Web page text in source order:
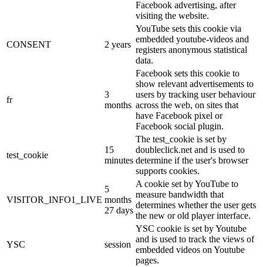
Facebook advertising, after
visiting the website.
CONSENT 2 years
YouTube sets this cookie via
embedded youtube-videos and
registers anonymous statistical
data.
fr
3
months
Facebook sets this cookie to
show relevant advertisements to
users by tracking user behaviour
across the web, on sites that
have Facebook pixel or
Facebook social plugin.
test_cookie
15
minutes
The test_cookie is set by
doubleclick.net and is used to
determine if the user's browser
supports cookies.
VISITOR_INFO1_LIVE
5
months
27 days
A cookie set by YouTube to
measure bandwidth that
determines whether the user gets
the new or old player interface.
YSC session
YSC cookie is set by Youtube
and is used to track the views of
embedded videos on Youtube
pages.